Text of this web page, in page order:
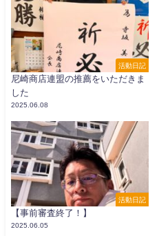
活動日記
尼崎商店連盟の推薦をいただきま
した
2025.06.08
活動日記
【事前審査終了！】
2025.06.05